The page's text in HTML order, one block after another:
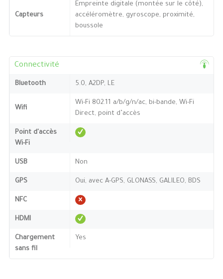
Capteurs
Empreinte digitale (montée sur le côté),
accéléromètre, gyroscope, proximité,
boussole
Connectivité
Bluetooth 5.0, A2DP, LE
Wifi
Wi-Fi 802.11 a/b/g/n/ac, bi-bande, Wi-Fi
Direct, point d’accès
Point d'accès
Wi-Fi
USB Non
GPS Oui, avec A-GPS, GLONASS, GALILEO, BDS
NFC
HDMI
Chargement
sans fil
Yes